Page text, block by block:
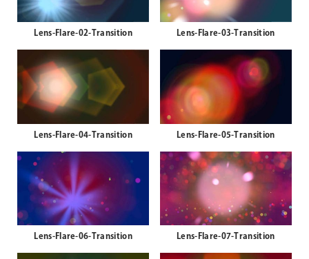
Lens-Flare-02-Transition Lens-Flare-03-Transition
Lens-Flare-04-Transition Lens-Flare-05-Transition